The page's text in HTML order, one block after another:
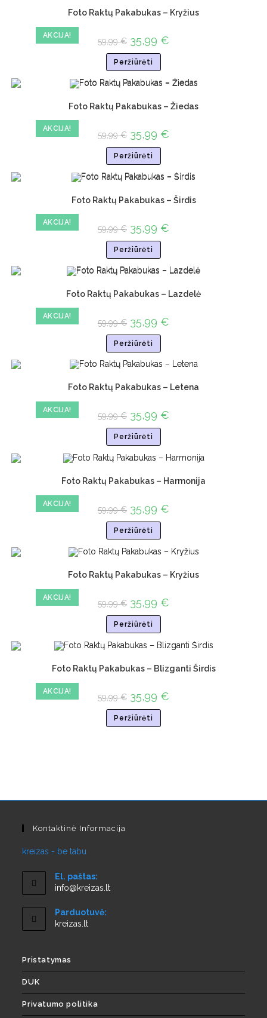
AKCIJA!
Foto Raktų Pakabukas – Kryžius
59,99€ 35,99 €
Peržiūrėti
AKCIJA!
Foto Raktų Pakabukas – Žiedas
59,99€ 35,99 €
Peržiūrėti
AKCIJA!
Foto Raktų Pakabukas – Širdis
59,99€ 35,99 €
Peržiūrėti
AKCIJA!
Foto Raktų Pakabukas – Lazdelė
59,99€ 35,99 €
Peržiūrėti
AKCIJA!
Foto Raktų Pakabukas – Letena
59,99€ 35,99 €
Peržiūrėti
AKCIJA!
Foto Raktų Pakabukas – Harmonija
59,99€ 35,99 €
Peržiūrėti
AKCIJA!
Foto Raktų Pakabukas – Kryžius
59,99€ 35,99 €
Peržiūrėti
AKCIJA!
Foto Raktų Pakabukas – Blizganti Širdis
59,99€ 35,99 €
Peržiūrėti
Kontaktinė Informacija
kreizas - be tabu
El. paštas:
info@kreizas.lt
Parduotuvė:
kreizas.lt
Pristatymas
DUK
Privatumo politika